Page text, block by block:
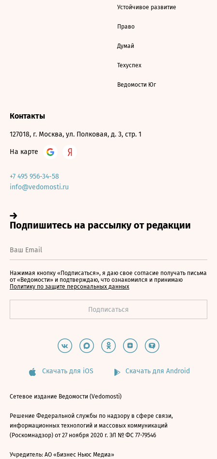
Устойчивое развитие
Право
Думай
Техуспех
Ведомости Юг
Контакты
127018, г. Москва, ул. Полковая, д. 3, стр. 1
На карте
+7 495 956-34-58
info@vedomosti.ru
Нажимая кнопку «Подписаться», я даю свое согласие получать письма
от «Ведомости» и подтверждаю, что ознакомился и принимаю
Политику по защите персональных данных
Скачать для iOS Скачать для Android
Сетевое издание Ведомости (Vedomosti)
Решение Федеральной службы по надзору в сфере связи,
информационных технологий и массовых коммуникаций
(Роскомнадзор) от 27 ноября 2020 г. ЭЛ № ФС 77-79546
Учредитель: АО «Бизнес Ньюс Медиа»